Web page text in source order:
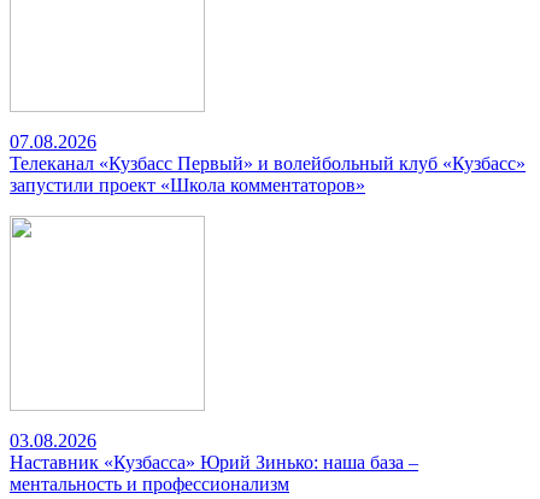
07.08.2026
Телеканал «Кузбасс Первый» и волейбольный клуб «Кузбасс»
запустили проект «Школа комментаторов»
03.08.2026
Наставник «Кузбасса» Юрий Зинько: наша база –
ментальность и профессионализм